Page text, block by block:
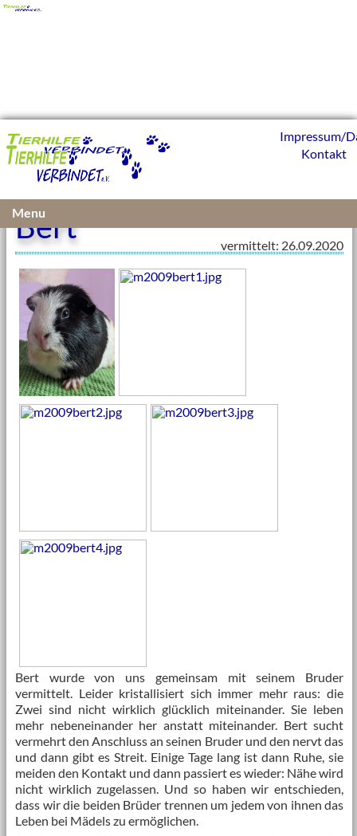
Bert vermittelt: 26.09.2020
Bert wurde von uns gemeinsam mit seinem Bruder
vermittelt. Leider kristallisiert sich immer mehr raus: die
Zwei sind nicht wirklich glücklich miteinander. Sie leben
mehr nebeneinander her anstatt miteinander. Bert sucht
vermehrt den Anschluss an seinen Bruder und den nervt das
und dann gibt es Streit. Einige Tage lang ist dann Ruhe, sie
meiden den Kontakt und dann passiert es wieder: Nähe wird
nicht wirklich zugelassen. Und so haben wir entschieden,
dass wir die beiden Brüder trennen um jedem von ihnen das
Leben bei Mädels zu ermöglichen.
Impressum/
Kontakt
Menu